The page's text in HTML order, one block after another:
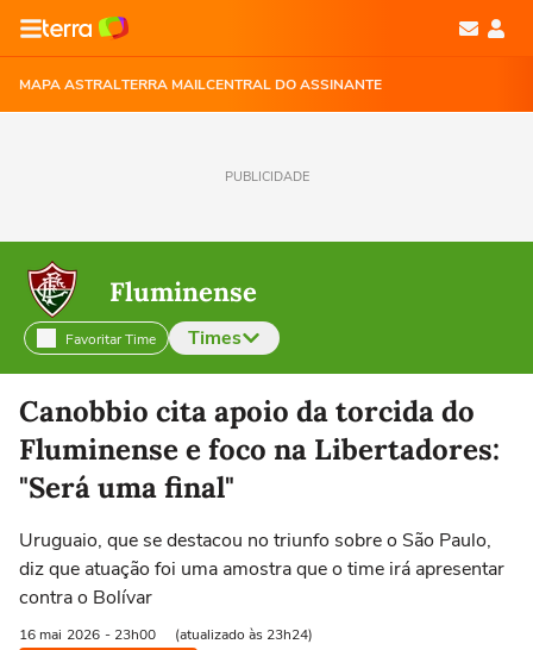
MAPA ASTRALTERRA MAILCENTRAL DO ASSINANTE
PUBLICIDADE
Fluminense
Favoritar Time Times
Selecione o time para ver as notícias
Canobbio cita apoio da torcida do
Fluminense e foco na Libertadores:
"Será uma final"
Uruguaio, que se destacou no triunfo sobre o São Paulo,
diz que atuação foi uma amostra que o time irá apresentar
contra o Bolívar
16 mai 2026 - 23h00 (atualizado às 23h24)